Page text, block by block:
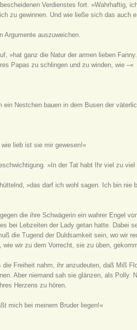
Verdienstes fort. »Wahrhaftig,
zu gewinnen. Und wie ließe sich das auch
auszuweichen.
»hat ganz die Natur der armen lieben
Papas zu schlingen und zu winden, wie –«
Nestchen bauen in dem Busen der
lieb ist sie mir gewesen!«
»In der Tat habt Ihr viel zu viel
»das darf ich wohl sagen. Ich bin nie
die ihre Schwägerin ein wahrer Engel
bei Lebzeiten der Lady getan hatte. Dabei
die Tugend der Duldsamkeit sein, wo wir
wir zu dem Vorrecht, sie zu üben,
Freiheit nahm, ihr anzudeuten, daß Miß
Aber niemand sah sie glänzen, als Polly.
Herzens zu hören.
mich bei meinem Bruder liegen!«